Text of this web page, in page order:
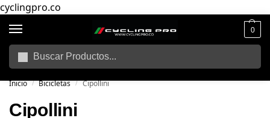
cyclingpro.co
0
🚴‍ Envío gratuito a todo Colombia por compras superiores a $250.000
Inicio / Bicicletas / Cipollini
Cipollini